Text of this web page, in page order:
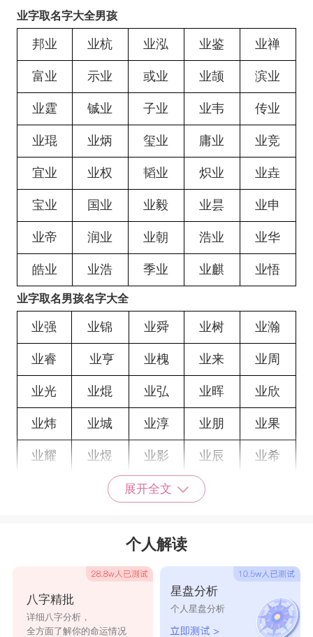
业字取名字大全男孩
邦业 业杭 业泓 业鉴 业禅
富业 示业 或业 业颉 滨业
业霆 铖业 子业 业韦 传业
业琨 业炳 玺业 庸业 业竞
宜业 业权 韬业 炽业 业垚
宝业 国业 业毅 业昙 业申
业帝 润业 业朝 浩业 业华
皓业 业浩 季业 业麒 业悟
业字取名男孩名字大全
业强 业锦 业舜 业树 业瀚
业睿 业亨 业槐 业来 业周
业光 业焜 业弘 业晖 业欣
业炜 业城 业淳 业朋 业果
业耀 业煜 业影 业辰 业希
业嵩 业询 业墙
业寿
展开全文
个人解读
八字精批
详细八字分析，
全方面了解你的命运情况
星盘分析
个人星盘分析